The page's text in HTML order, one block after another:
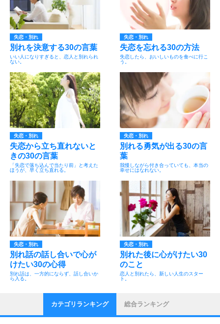
失恋・別れ
別れを決意する30の言葉
いい人になりすぎると、恋人と別れられ
ない。
失恋・別れ
失恋を忘れる30の方法
失恋したら、おいしいものを食べに行こ
う。
失恋・別れ
失恋から立ち直れないと
きの30の言葉
「失恋で落ち込んで当たり前」と考えた
ほうが、早く立ち直れる。
失恋・別れ
別れる勇気が出る30の言
葉
我慢しながら付き合っていても、本当の
幸せにはなれない。
失恋・別れ
別れ話の話し合いで心が
けたい30の心得
別れ話は、一方的にならず、話し合いか
ら入る。
失恋・別れ
別れた後に心がけたい30
のこと
恋人と別れたら、新しい人生のスター
ト。
カテゴリランキング 総合ランキング